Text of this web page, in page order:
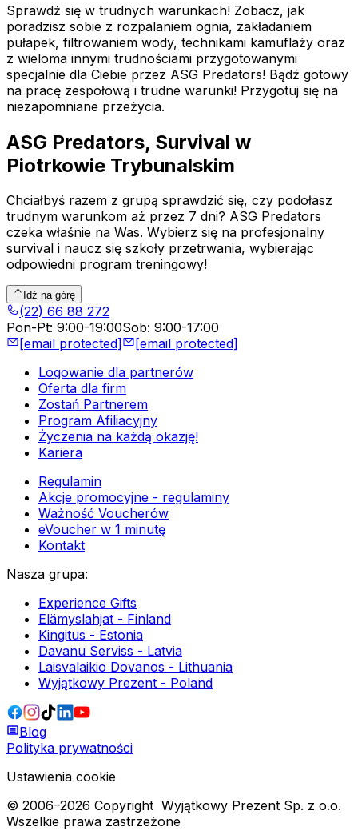
Sprawdź się w trudnych warunkach! Zobacz, jak
poradzisz sobie z rozpalaniem ognia, zakładaniem
pułapek, filtrowaniem wody, technikami kamuflaży oraz
z wieloma innymi trudnościami przygotowanymi
specjalnie dla Ciebie przez ASG Predators! Bądź gotowy
na pracę zespołową i trudne warunki! Przygotuj się na
niezapomniane przeżycia.
ASG Predators, Survival w
Piotrkowie Trybunalskim
Chciałbyś razem z grupą sprawdzić się, czy podołasz
trudnym warunkom aż przez 7 dni? ASG Predators
czeka właśnie na Was. Wybierz się na profesjonalny
survival i naucz się szkoły przetrwania, wybierając
odpowiedni program treningowy!
Idź na górę
(22) 66 88 272
Pon-Pt: 9:00-19:00Sob: 9:00-17:00
[email protected]
[email protected]
Logowanie dla partnerów
Oferta dla firm
Zostań Partnerem
Program Afiliacyjny
Życzenia na każdą okazję!
Kariera
Regulamin
Akcje promocyjne - regulaminy
Ważność Voucherów
eVoucher w 1 minutę
Kontakt
Nasza grupa:
Experience Gifts
Elämyslahjat - Finland
Kingitus - Estonia
Davanu Serviss - Latvia
Laisvalaikio Dovanos - Lithuania
Wyjątkowy Prezent - Poland
Blog
Polityka prywatności
Ustawienia cookie
© 2006–2026 Copyright Wyjątkowy Prezent Sp. z o.o.
Wszelkie prawa zastrzeżone